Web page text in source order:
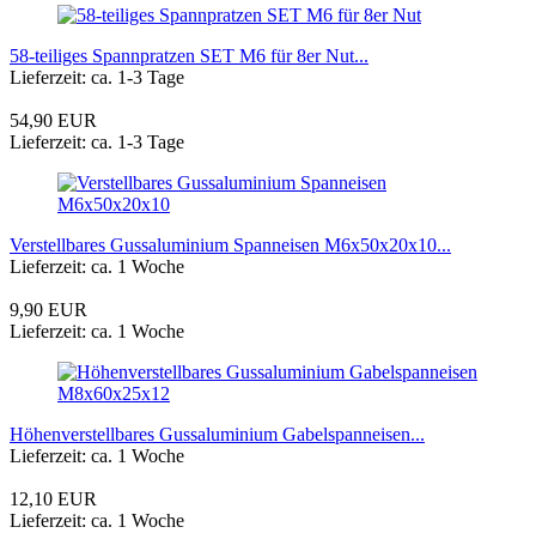
58-teiliges Spannpratzen SET M6 für 8er Nut...
Lieferzeit: ca. 1-3 Tage
54,90 EUR
Lieferzeit: ca. 1-3 Tage
Verstellbares Gussaluminium Spanneisen M6x50x20x10...
Lieferzeit: ca. 1 Woche
9,90 EUR
Lieferzeit: ca. 1 Woche
Höhenverstellbares Gussaluminium Gabelspanneisen...
Lieferzeit: ca. 1 Woche
12,10 EUR
Lieferzeit: ca. 1 Woche